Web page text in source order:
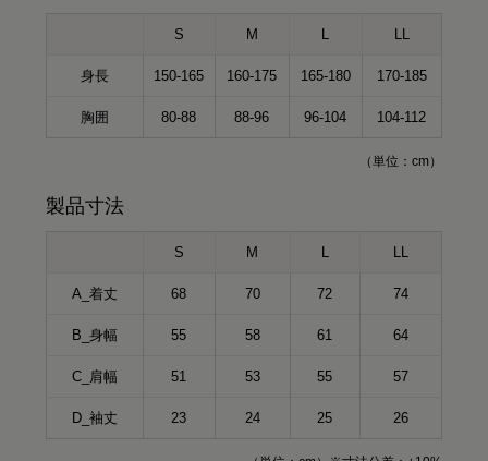
S M L LL
身長 150-165 160-175 165-180 170-185
胸囲 80-88 88-96 96-104 104-112
（単位：cm）
製品寸法
S M L LL
A_着丈 68 70 72 74
B_身幅 55 58 61 64
C_肩幅 51 53 55 57
D_袖丈 23 24 25 26